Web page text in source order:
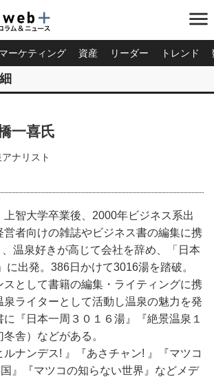
menu
マーケティング 資産 リーダー トレンド
一喜氏
ナリスト
智大学卒業後、2000年ビジネス系出
営者向けの雑誌やビジネス書の編集に携
温泉好きが高じて会社を辞め、「日本
に出発。386日かけて3016湯を踏破。
スとして書籍の編集・ライティングに携
泉ライターとして活動し温泉の魅力を発
『日本一周３０１６湯』『絶景温泉１
舎）などがある。
ルナンデス! 』『あさチャン! 』『マツコ
』『マツコの知らない世界』などメデ